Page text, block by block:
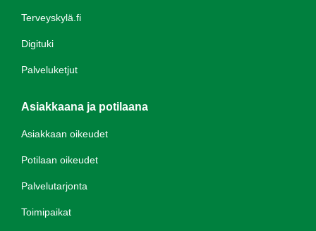
Terveyskylä.fi
Digituki
Palveluketjut
Asiakkaana ja potilaana
Asiakkaan oikeudet
Potilaan oikeudet
Palvelutarjonta
Toimipaikat